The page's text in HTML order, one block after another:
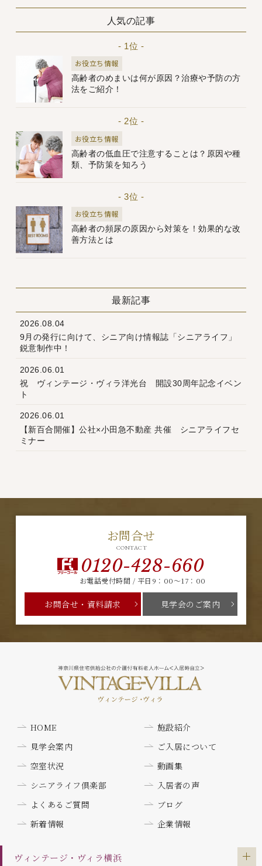
人気の記事
- 1位 -
お役立ち情報
高齢者のめまいは何が原因？治療や予防の方
法をご紹介！
- 2位 -
お役立ち情報
高齢者の低血圧で注意することは？原因や種
類、予防策を知ろう
- 3位 -
お役立ち情報
高齢者の頻尿の原因から対策を！効果的な改
善方法とは
最新記事
2026.08.04
9月の発行に向けて、シニア向け情報誌「シニアライフ」
鋭意制作中！
2026.06.01
祝 ヴィンテージ・ヴィラ洋光台 開設30周年記念イベン
ト
2026.06.01
【新百合開催】公社×小田急不動産 共催 シニアライフセ
ミナー
お問合せ
CONTACT
0120-428-660
お電話受付時間 / 平日9：00～17：00
お問合せ・資料請求 見学会のご案内
HOME
施設紹介
見学会案内
ご入居について
空室状況
動画集
シニアライフ倶楽部
入居者の声
よくあるご質問
ブログ
新着情報
企業情報
ヴィンテージ・ヴィラ横浜